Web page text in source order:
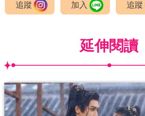
追蹤 加入 追蹤
延伸閱讀